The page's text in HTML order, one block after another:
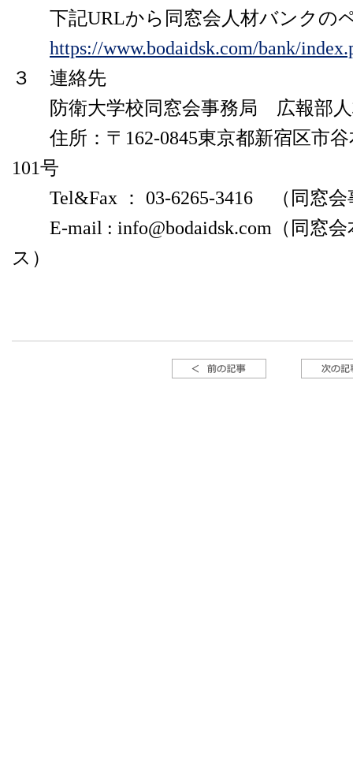
下記URLから同窓会人材バンクの
https://www.bodaidsk.com/bank/
３ 連絡先
防衛大学校同窓会事務局 広報部人
住所：〒162-0845東京都新宿区市
101号
Tel&Fax ： 03-6265-3416 （同窓会
E-mail : info@bodaidsk.com（同窓
ス）